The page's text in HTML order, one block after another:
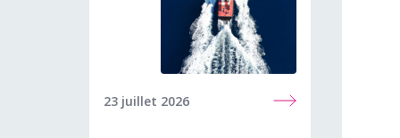
23 juillet 2026